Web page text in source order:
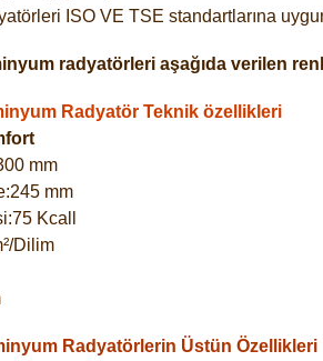
ISO VE TSE standartlarına
radyatörleri aşağıda verilen
Radyatör Teknik özellikleri
mm
mm
Kcall
Dilim
Radyatörlerin Üstün Özellikleri